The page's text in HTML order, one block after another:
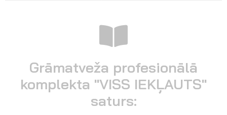
Grāmatveža profesionālā
komplekta "VISS IEKĻAUTS"
saturs: